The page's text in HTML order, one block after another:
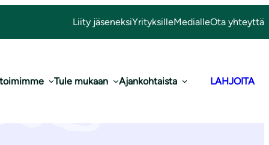
Liity jäseneksiYrityksilleMedialleOta yhteyttä
Tule mukaan Ajankohtaista LAHJOITA
(sv, fi)